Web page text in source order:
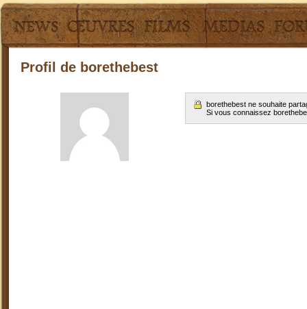
Profil de borethebest
borethebest ne souhaite
Si vous connaissez